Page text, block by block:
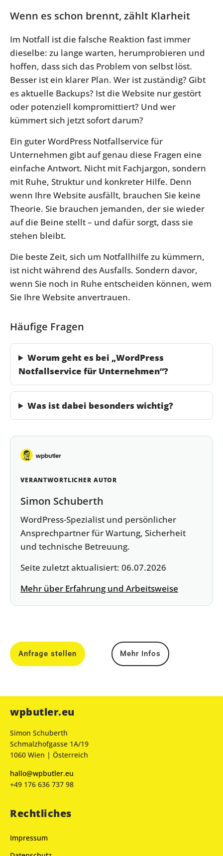
Wenn es schon brennt, zählt Klarheit
Im Notfall ist die falsche Reaktion fast immer
dieselbe: zu lange warten, herumprobieren und
hoffen, dass sich das Problem von selbst löst.
Besser ist ein klarer Plan. Wer ist zuständig? Gibt
es aktuelle Backups? Ist die Website nur gestört
oder potenziell kompromittiert? Und wer
kümmert sich jetzt sofort darum?
Ein guter WordPress Notfallservice für
Unternehmen gibt auf genau diese Fragen eine
einfache Antwort. Nicht mit Fachjargon, sondern
mit Ruhe, Struktur und konkreter Hilfe. Denn
wenn Ihre Website ausfällt, brauchen Sie keine
Theorie. Sie brauchen jemanden, der sie wieder
auf die Beine stellt – und dafür sorgt, dass sie
stehen bleibt.
Die beste Zeit, sich um Notfallhilfe zu kümmern,
ist nicht während des Ausfalls. Sondern davor,
wenn Sie noch in Ruhe entscheiden können, wem
Sie Ihre Website anvertrauen.
Häufige Fragen
Worum geht es bei „WordPress
Notfallservice für Unternehmen“?
Was ist dabei besonders wichtig?
VERANTWORTLICHER AUTOR
Simon Schuberth
WordPress-Spezialist und persönlicher
Ansprechpartner für Wartung, Sicherheit
und technische Betreuung.
Seite zuletzt aktualisiert: 06.07.2026
Mehr über Erfahrung und Arbeitsweise
Anfrage stellen Mehr Infos
wpbutler.eu
Simon Schuberth
Schmalzhofgasse 1A/19
1060 Wien | Österreich
hallo@wpbutler.eu
+49 176 636 737 98
Rechtliches
Impressum